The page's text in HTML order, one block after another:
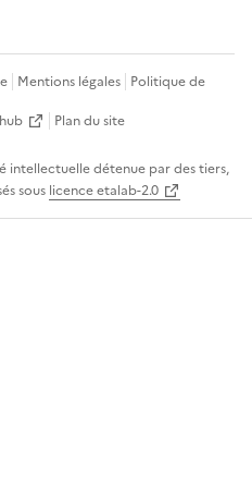
Mentions légales Politique de
Plan du site
détenue par des tiers,
sous licence etalab-2.0